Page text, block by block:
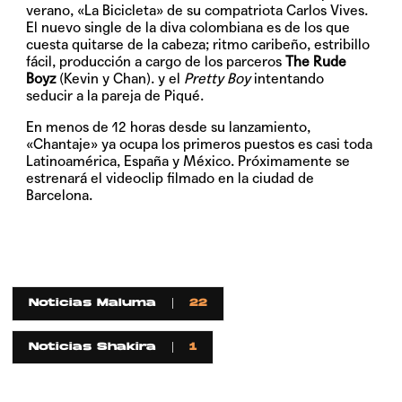
verano, «La Bicicleta» de su compatriota Carlos Vives.
El nuevo single de la diva colombiana es de los que
cuesta quitarse de la cabeza; ritmo caribeño, estribillo
fácil, producción a cargo de los parcerosThe Rude
Boyz(Kevin y Chan). y el Pretty Boyintentando
seducir a la pareja de Piqué.
En menos de 12 horas desde su lanzamiento,
«Chantaje» ya ocupa los primeros puestos es casi toda
Latinoamérica, España y México. Próximamente se
estrenará el videoclip filmado en la ciudad de
Barcelona.
Noticias Maluma 22
Noticias Shakira 1